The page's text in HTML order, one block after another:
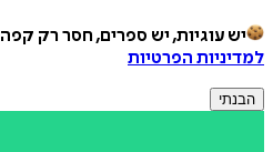
יש עוגיות, יש ספרים, חסר רק
למדיניות הפרטיות
הבנתי